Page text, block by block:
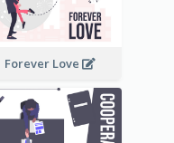
Forever Love